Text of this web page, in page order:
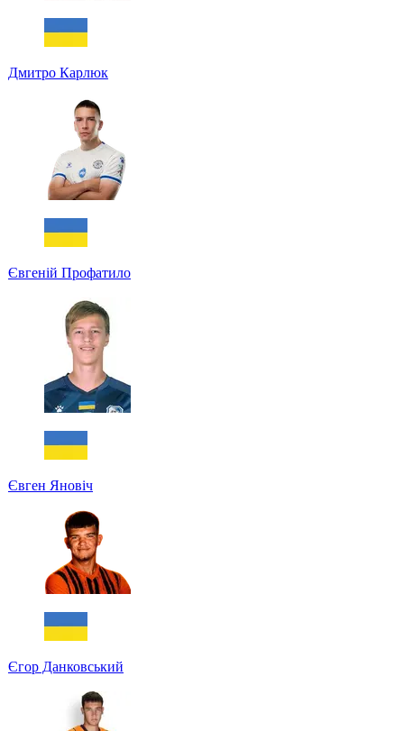
Дмитро Карлюк
Євгеній Профатило
Євген Яновіч
Єгор Данковський